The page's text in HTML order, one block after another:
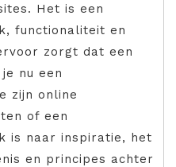
Het is een
functionaliteit en
zorgt dat een
nu een
zijn online
of een
is naar inspiratie, het
en principes achter